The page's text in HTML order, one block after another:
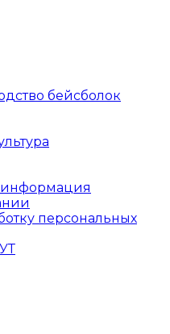
бейсболок
персональных